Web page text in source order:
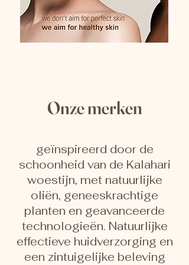
Onze merken
geïnspireerd door de
schoonheid van de Kalahari
woestijn, met natuurlijke
oliën, geneeskrachtige
planten en geavanceerde
technologieën. Natuurlijke
effectieve huidverzorging en
een zintuigelijke beleving